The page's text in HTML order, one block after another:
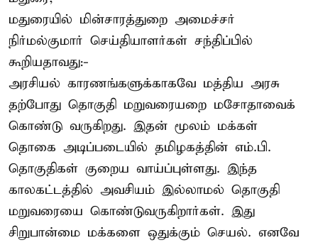
மதுரையில் மின்சாரத்துறை அமைச்சர்
நிர்மல்குமார் செய்தியாளர்கள் சந்திப்பில்
கூறியதாவது:-
அரசியல் காரணங்களுக்காகவே மத்திய அரசு
தற்போது தொகுதி மறுவரையறை மசோதாவைக்
கொண்டு வருகிறது. இதன் மூலம் மக்கள்
தொகை அடிப்படையில் தமிழகத்தின் எம்.பி.
தொகுதிகள் குறைய வாய்ப்புள்ளது. இந்த
காலகட்டத்தில் அவசியம் இல்லாமல் தொகுதி
மறுவரையை கொண்டுவருகிறார்கள். இது
சிறுபான்மை மக்களை ஒதுக்கும் செயல். எனவே